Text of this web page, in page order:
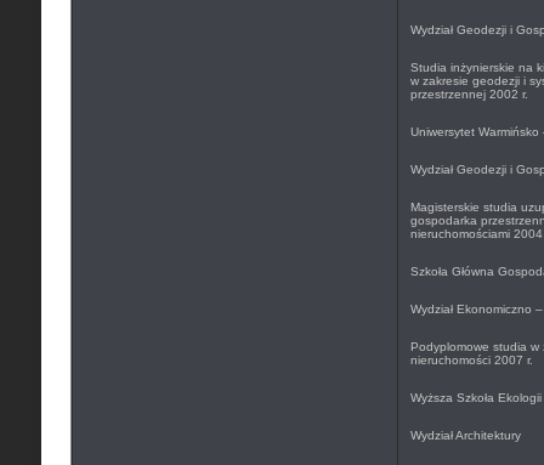
Wydział Geodezji i
Studia inżynierskie na
w zakresie geodezji i
przestrzennej 2002 r.
Uniwersytet
Wydział Geodezji i
Magisterskie studia
gospodarka
nieruchomościami 2004
Szkoła Główna
Wydział Ekonomiczno
Podyplomowe studia w
nieruchomości 2007 r.
Wyższa Szkoła
Wydział Architektury